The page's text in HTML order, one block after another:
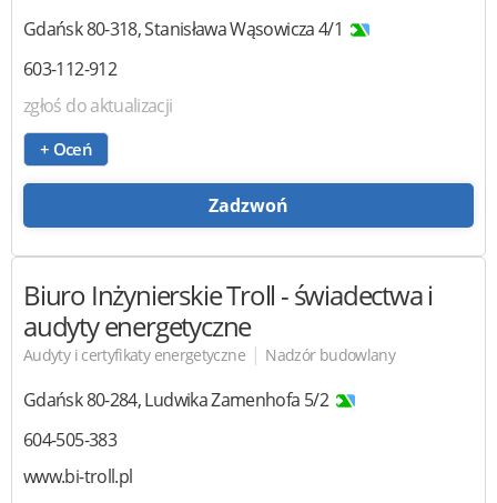
Gdańsk80-318,Stanisława Wąsowicza 4/1
603-112-912
zgłoś do aktualizacji
+ Oceń
Zadzwoń
Biuro Inżynierskie Troll - świadectwa i
audyty energetyczne
Audyty i certyfikaty energetyczne | Nadzór budowlany
Gdańsk80-284,Ludwika Zamenhofa 5/2
604-505-383
www.bi-troll.pl